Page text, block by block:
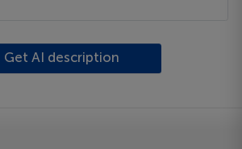
Get AI description